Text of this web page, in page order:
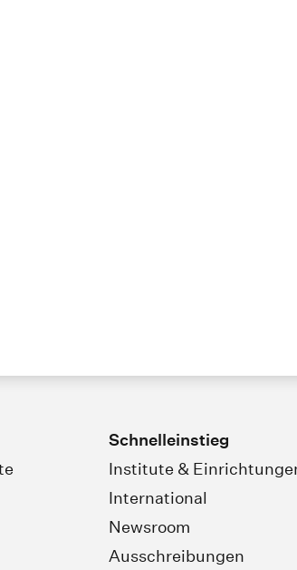
Schnelleinstieg
Institute &
International
Newsroom
Ausschreibungen